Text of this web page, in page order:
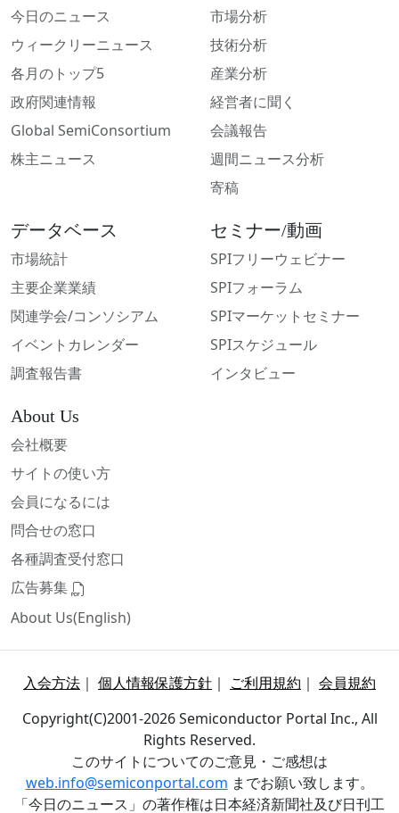
今日のニュース
ウィークリーニュース
各月のトップ5
政府関連情報
Global SemiConsortium
株主ニュース
市場分析
技術分析
産業分析
経営者に聞く
会議報告
週間ニュース分析
寄稿
データベース
市場統計
主要企業業績
関連学会/コンソシアム
イベントカレンダー
調査報告書
セミナー/動画
SPIフリーウェビナー
SPIフォーラム
SPIマーケットセミナー
SPIスケジュール
インタビュー
About Us
会社概要
サイトの使い方
会員になるには
問合せの窓口
各種調査受付窓口
広告募集
About Us(English)
入会方法 ｜ 個人情報保護方針 ｜ ご利用規約 ｜ 会員規約
Copyright(C)2001-2026 Semiconductor Portal Inc., All
Rights Reserved.
このサイトについてのご意見・ご感想は
web.info@semiconportal.com までお願い致します。
「今日のニュース」の著作権は日本経済新聞社及び日刊工